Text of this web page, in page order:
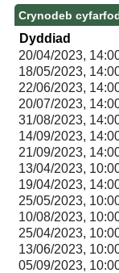
Crynodeb
Dyddiad
20/04/2023,
18/05/2023,
22/06/2023,
20/07/2023,
31/08/2023,
14/09/2023,
21/09/2023,
13/04/2023,
19/04/2023,
25/05/2023,
10/08/2023,
25/04/2023,
13/06/2023,
05/09/2023,